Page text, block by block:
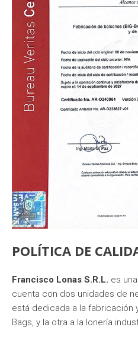
POLÍTICA DE
Francisco Lonas S.R.L. es
cuenta con dos unidades de
está dedicada a la fabricación
Bags, y la otra a la lonería